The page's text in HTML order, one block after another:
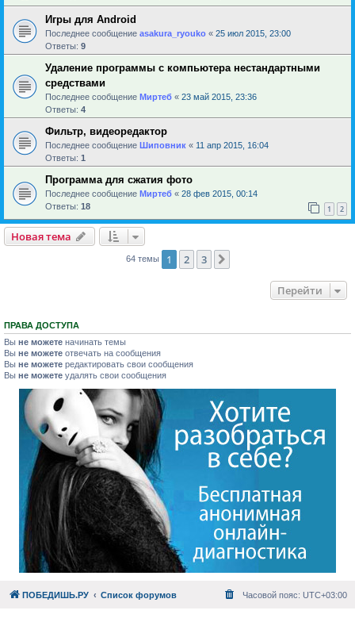
Игры для Android
Последнее сообщение asakura_ryouko « 25 июл 2015, 23:00
Ответы: 9
Удаление программы с компьютера нестандартными
средствами
Последнее сообщение Миртеб « 23 май 2015, 23:36
Ответы: 4
Фильтр, видеоредактор
Последнее сообщение Шиповник « 11 апр 2015, 16:04
Ответы: 1
Программа для сжатия фото
Последнее сообщение Миртеб « 28 фев 2015, 00:14
Ответы: 18 1 2
Новая тема
64 темы 1 2 3
Перейти
ПРАВА ДОСТУПА
Вы не можете начинать темы
Вы не можете отвечать на сообщения
Вы не можете редактировать свои сообщения
Вы не можете удалять свои сообщения
ПОБЕДИШЬ.РУ Список форумов Часовой пояс: UTC+03:00